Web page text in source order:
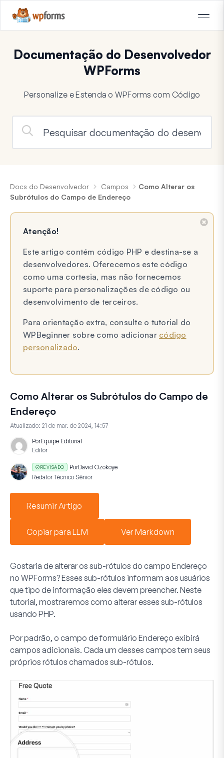
Documentação do Desenvolvedor
WPForms
Personalize e Estenda o WPForms com Código
Docs do Desenvolvedor Campos
Como Alterar os
Subrótulos do Campo de Endereço
Atenção!
Este artigo contém código PHP e destina-se a
desenvolvedores. Oferecemos este código
como uma cortesia, mas não fornecemos
suporte para personalizações de código ou
desenvolvimento de terceiros.
Para orientação extra, consulte o tutorial do
WPBeginner sobre como adicionar código
personalizado.
Como Alterar os Subrótulos do Campo de
Endereço
Atualizado: 21 de mar. de 2024, 14:57
PorEquipe Editorial
Editor
REVISADO PorDavid Ozokoye
Redator Técnico Sênior
Resumir Artigo
Copiar para LLM Ver Markdown
Gostaria de alterar os sub-rótulos do campo Endereço
no WPForms? Esses sub-rótulos informam aos usuários
que tipo de informação eles devem preencher. Neste
tutorial, mostraremos como alterar esses sub-rótulos
usando PHP.
Por padrão, o campo de formulário Endereço exibirá
campos adicionais. Cada um desses campos tem seus
próprios rótulos chamados sub-rótulos.